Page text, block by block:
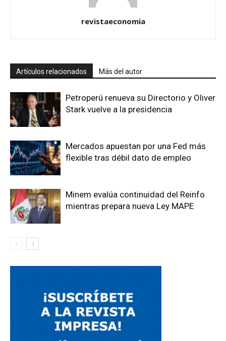
revistaeconomia
Artículos relacionados Más del autor
Petroperú renueva su Directorio y Oliver
Stark vuelve a la presidencia
Mercados apuestan por una Fed más
flexible tras débil dato de empleo
Minem evalúa continuidad del Reinfo
mientras prepara nueva Ley MAPE